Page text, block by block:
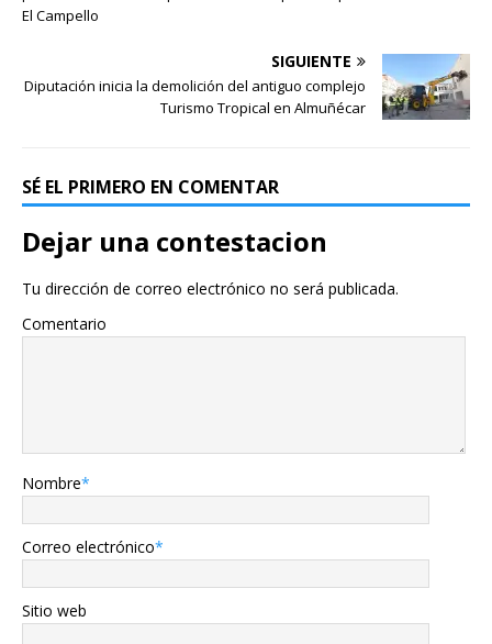
El Campello
SIGUIENTE
Diputación inicia la demolición del antiguo complejo
Turismo Tropical en Almuñécar
SÉ EL PRIMERO EN COMENTAR
Dejar una contestacion
Tu dirección de correo electrónico no será publicada.
Comentario
Nombre*
Correo electrónico*
Sitio web